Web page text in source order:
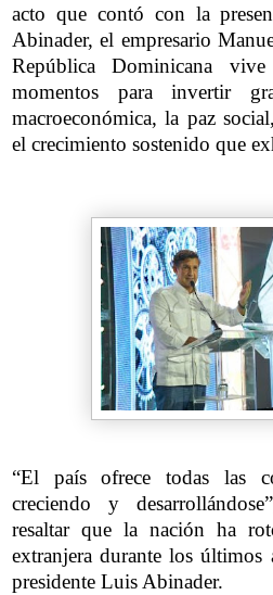
acto que contó con la
Abinader, el empresario
República Dominicana
momentos para invertir
macroeconómica, la paz
el crecimiento sostenido que
“El país ofrece todas las
creciendo y
resaltar que la nación ha
extranjera durante los
presidente Luis Abinader.